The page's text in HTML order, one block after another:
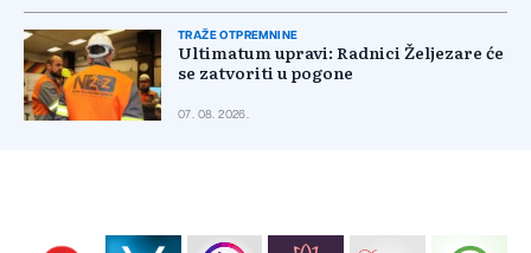
TRAŽE OTPREMNINE
Ultimatum upravi: Radnici Željezare će
se zatvoriti u pogone
07. 08. 2026.